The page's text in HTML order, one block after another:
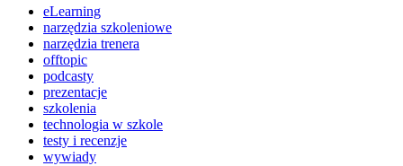
eLearning
narzędzia szkoleniowe
narzędzia trenera
offtopic
podcasty
prezentacje
szkolenia
technologia w szkole
testy i recenzje
wywiady